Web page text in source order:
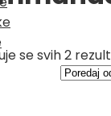
se svih 2